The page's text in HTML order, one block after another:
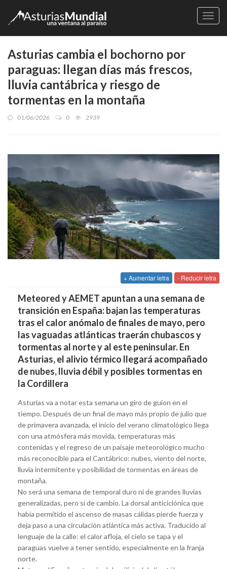
Asturias cambia el bochorno por
paraguas: llegan días más frescos,
lluvia cantábrica y riesgo de
tormentas en la montaña
01/06/2026 0 2939
+ Aumentar letra - Reducir letra
Meteored y AEMET apuntan a una semana de
transición en España: bajan las temperaturas
tras el calor anómalo de finales de mayo, pero
las vaguadas atlánticas traerán chubascos y
tormentas al norte y al este peninsular. En
Asturias, el alivio térmico llegará acompañado
de nubes, lluvia débil y posibles tormentas en
la Cordillera
Asturias va a notar esta semana un giro de guion en el
tiempo. Después de un final de mayo más propio de julio que
de primavera avanzada, el inicio del verano climatológico llega
con una atmósfera más movida, temperaturas más
contenidas y el regreso de un paisaje meteorológico mucho
más reconocible para el Cantábrico: nubes, viento del norte,
lluvia intermitente y posibilidad de tormentas en áreas de
montaña.
No será una semana de temporal duro ni de grandes lluvias
generalizadas, pero sí de cambio. La dorsal anticiclónica que
había permitido el ascenso de masas cálidas pierde fuerza y
deja paso a una circulación atlántica más activa. Traducido al
lenguaje de la calle: el calor afloja, el cielo se tapa y el
paraguas vuelve a tener sentido, especialmente en la franja
norte.